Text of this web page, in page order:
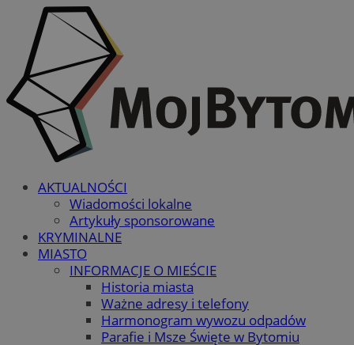
AKTUALNOŚCI
Wiadomości lokalne
Artykuły sponsorowane
KRYMINALNE
MIASTO
INFORMACJE O MIEŚCIE
Historia miasta
Ważne adresy i telefony
Harmonogram wywozu odpadów
Parafie i Msze Święte w Bytomiu